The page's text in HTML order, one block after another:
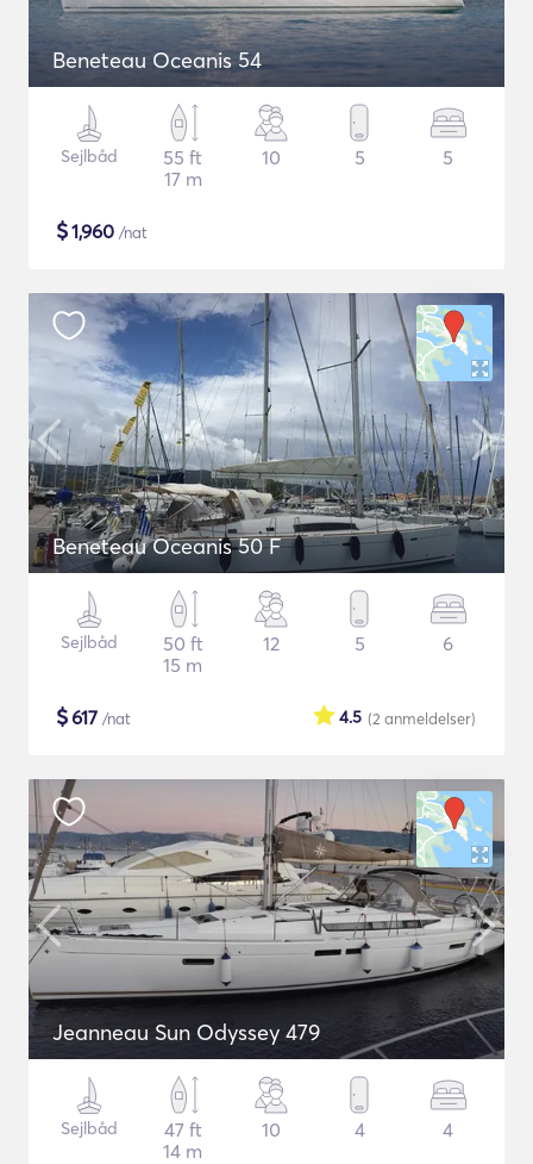
Beneteau Oceanis 54
Sejlbåd
55 ft
17 m
10 5 5
$1,960 /nat
Beneteau Oceanis 50 F
Sejlbåd
50 ft
15 m
12 5 6
$617 /nat (2 anmeldelser)
4.5
Jeanneau Sun Odyssey 479
Sejlbåd
47 ft
14 m
10 4 4